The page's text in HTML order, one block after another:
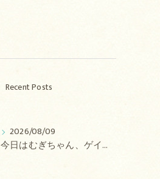
Recent Posts
2026/08/09
今日はむぎちゃん、ゲイルちゃんのトリミングの紹介です【奈良のエース動物病院】